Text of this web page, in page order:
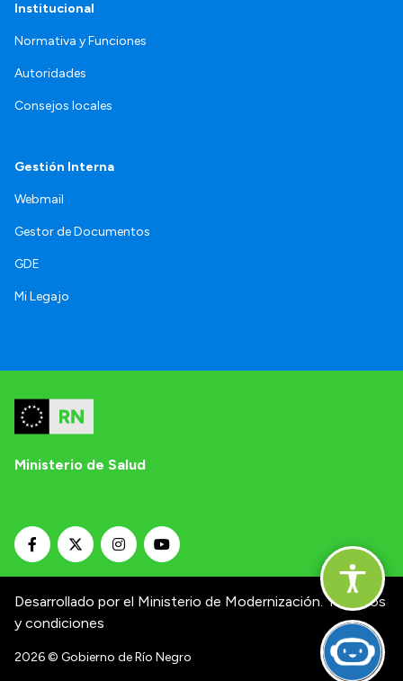
Institucional
Normativa y Funciones
Autoridades
Consejos locales
Gestión Interna
Webmail
Gestor de Documentos
GDE
Mi Legajo
Ministerio de Salud
Desarrollado por el Ministerio de Modernización. Términos
y condiciones
2026© Gobierno de Río Negro